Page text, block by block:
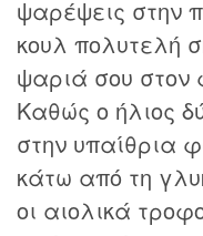
ψαρέψεις στην
κουλ πολυτελή
ψαριά σου στον
Καθώς ο ήλιος
στην υπαίθρια
κάτω από τη
οι αιολικά